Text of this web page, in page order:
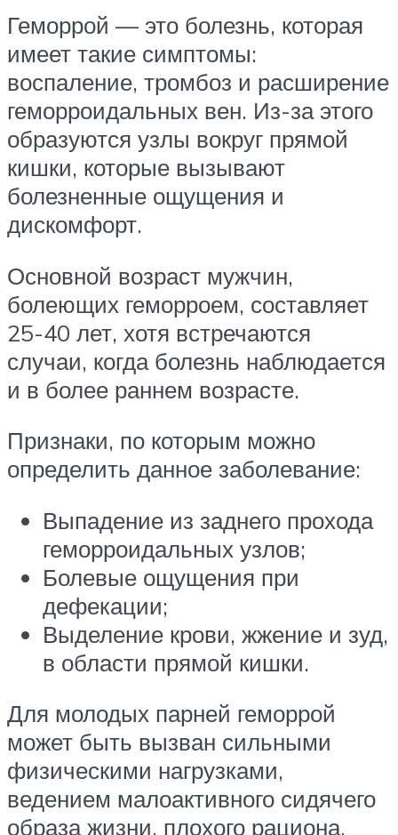
Геморрой — это болезнь, которая
имеет такие симптомы:
воспаление, тромбоз и расширение
геморроидальных вен. Из-за этого
образуются узлы вокруг прямой
кишки, которые вызывают
болезненные ощущения и
дискомфорт.
Основной возраст мужчин,
болеющих геморроем, составляет
25-40 лет, хотя встречаются
случаи, когда болезнь наблюдается
и в более раннем возрасте.
Признаки, по которым можно
определить данное заболевание:
Выпадение из заднего прохода
геморроидальных узлов;
Болевые ощущения при
дефекации;
Выделение крови, жжение и зуд,
в области прямой кишки.
Для молодых парней геморрой
может быть вызван сильными
физическими нагрузками,
ведением малоактивного сидячего
образа жизни, плохого рациона,